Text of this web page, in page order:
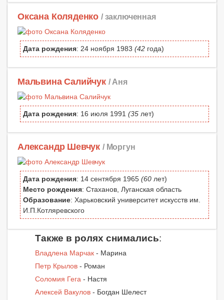
Оксана Коляденко / заключенная
Дата рождения: 24 ноября 1983 (42 года)
Мальвина Салийчук / Аня
Дата рождения: 16 июля 1991 (35 лет)
Александр Шевчук / Моргун
Дата рождения: 14 сентября 1965 (60 лет)
Место рождения: Стаханов, Луганская область
Образование: Харьковский университет искусств им.
И.П.Котляревского
Также в ролях снимались:
Владлена Марчак - Марина
Петр Крылов - Роман
Соломия Гега - Настя
Алексей Вакулов - Богдан Шелест